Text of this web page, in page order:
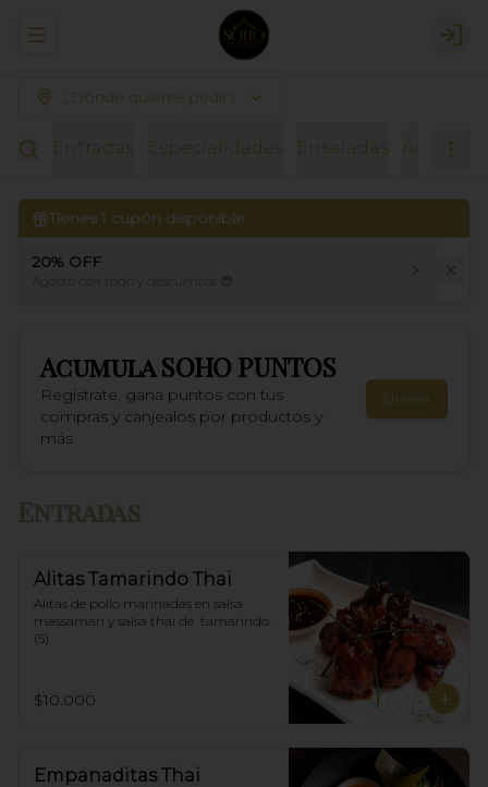
Abrir menu de navegación
¿Dónde quieres pedir?
Entradas Especialidades Ensaladas
Tienes 1 cupón disponible
20% OFF
Agosto con todo y descuentos 😎
AcumulaSOHO PUNTOS
Regístrate, gana puntos con tus
compras y canjealos por productos y
más
Únete
Entradas
Alitas Tamarindo Thai
Alitas de pollo marinadas en salsa
massaman y salsa thai de  tamarindo.
(5)
$10.000
Empanaditas Thai